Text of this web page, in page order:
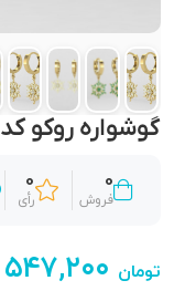
گوشواره روکو کد 01
0
فروش
0
رأی
۵۴۷,۲۰۰ تومان